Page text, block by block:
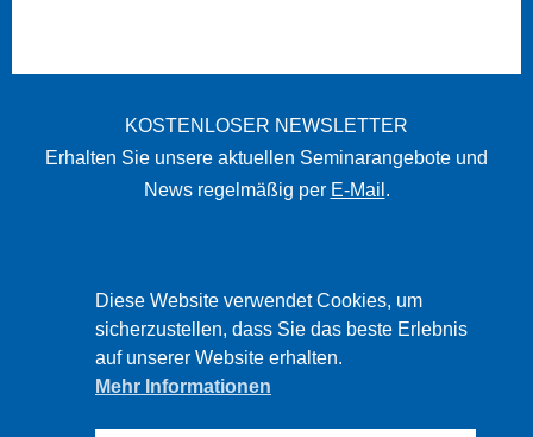
KOSTENLOSER NEWSLETTER
Erhalten Sie unsere aktuellen Seminarangebote und
News regelmäßig per E-Mail .
IMPRESSUM
DATENSCHUTZ
Diese Website verwendet Cookies, um
sicherzustellen, dass Sie das beste Erlebnis
auf unserer Website erhalten.
Mehr Informationen